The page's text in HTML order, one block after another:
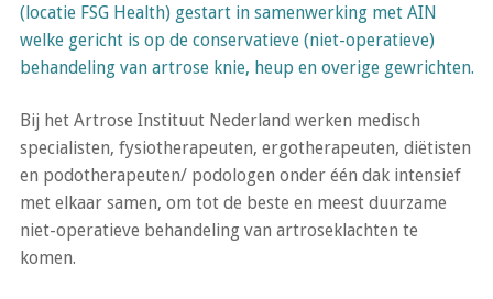
(locatie FSG Health) gestart in samenwerking met AIN
welke gericht is op de conservatieve (niet-operatieve)
behandeling van artrose knie, heup en overige gewrichten.
Bij het Artrose Instituut Nederland werken medisch
specialisten, fysiotherapeuten, ergotherapeuten, diëtisten
en podotherapeuten/ podologen onder één dak intensief
met elkaar samen, om tot de beste en meest duurzame
niet-operatieve behandeling van artroseklachten te
komen.